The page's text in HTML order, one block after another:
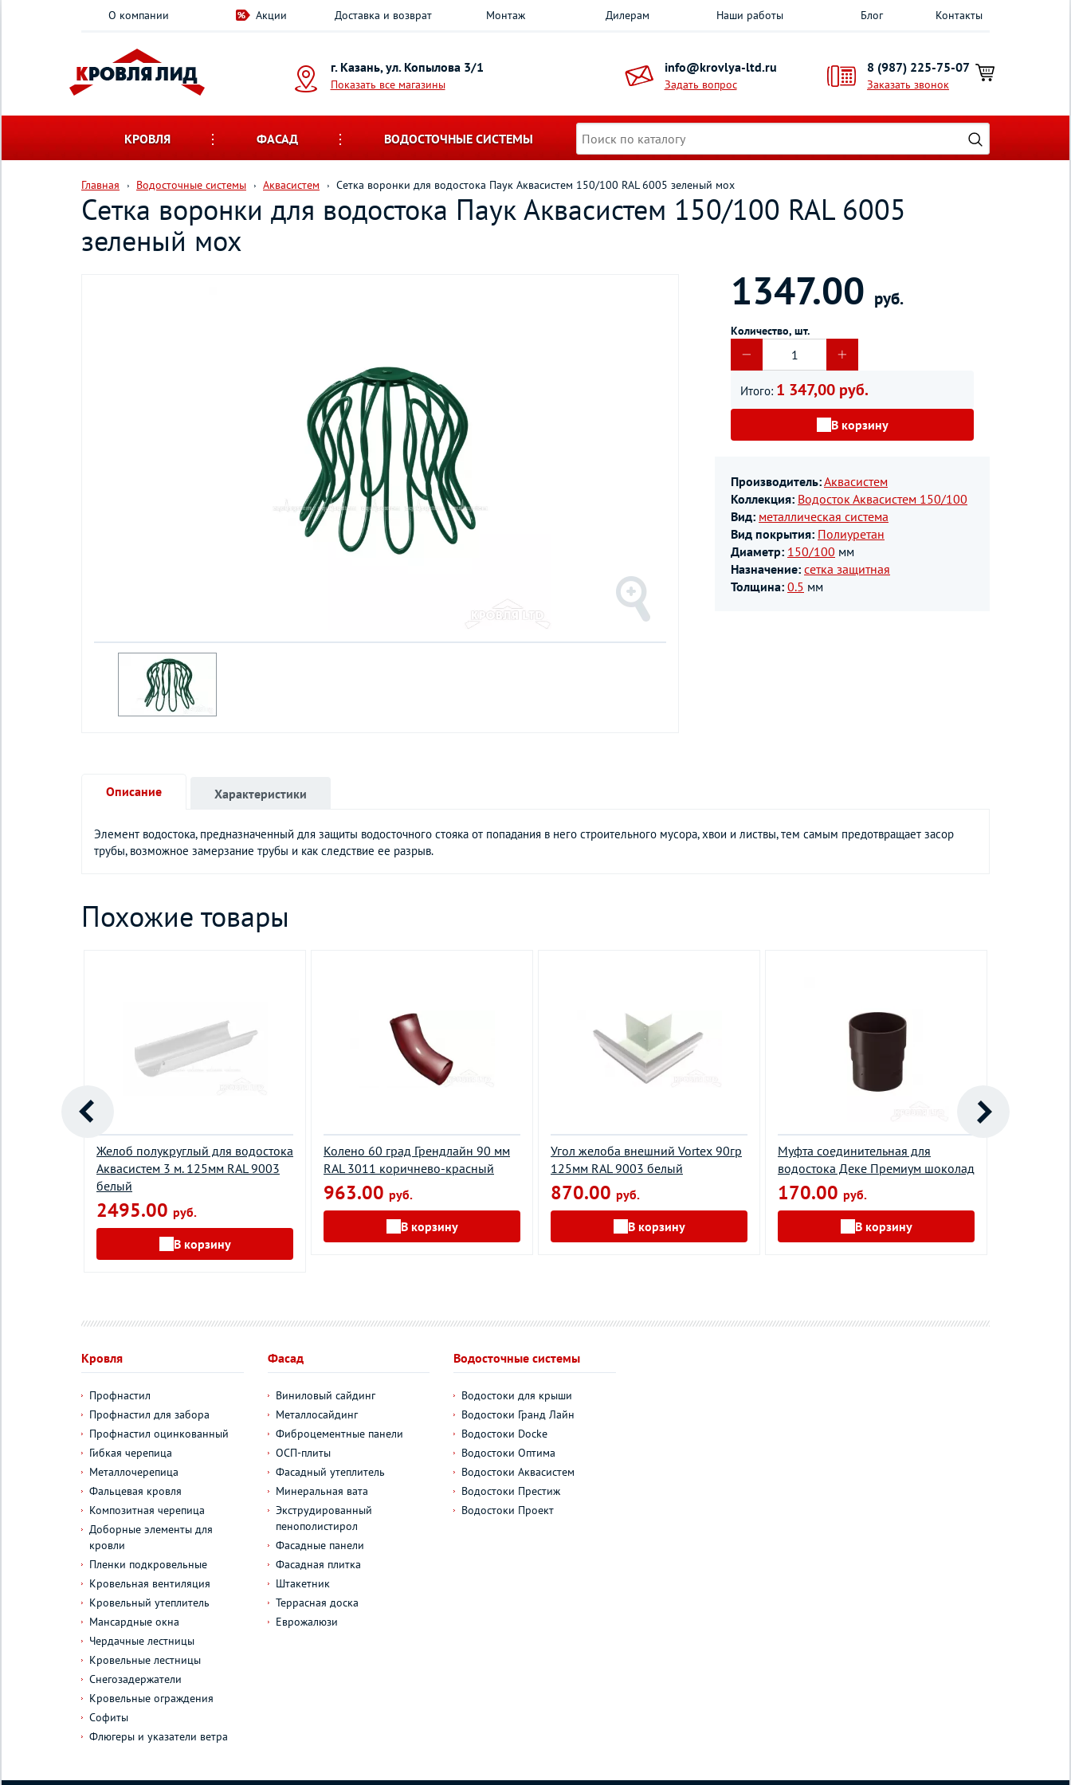
О компании Акции Доставка и возврат Монтаж Дилерам Наши работы Блог Контакты
г. Казань, ул. Копылова 3/1
Показать все магазины
info@krovlya-ltd.ru
Задать вопрос
8 (987) 225-75-07
Заказать звонок
КРОВЛЯ ФАСАД ВОДОСТОЧНЫЕ СИСТЕМЫ
Главная Водосточные системы Аквасистем Сетка воронки для водостока Паук Аквасистем 150/100 RAL 6005 зеленый мох
Сетка воронки для водостока Паук Аквасистем 150/100 RAL 6005
зеленый мох
1347.00 руб.
Количество, шт.
Итого: 1 347,00 руб.
В корзину
Производитель:Аквасистем
Коллекция: Водосток Аквасистем 150/100
Вид: металлическая система
Вид покрытия: Полиуретан
Диаметр: 150/100 мм
Назначение: сетка защитная
Толщина: 0.5 мм
Описание
Элемент водостока, предназначенный для защиты водосточного стояка от попадания в него строительного мусора, хвои и листвы, тем самым предотвращает засор
трубы, возможное замерзание трубы и как следствие ее разрыв.
Характеристики
Похожие товары
Желоб полукруглый для водостока
Аквасистем 3 м. 125мм RAL 9003
белый
2495.00 руб.
В корзину
Колено 60 град Грендлайн 90 мм
RAL 3011 коричнево-красный
963.00 руб.
В корзину
Угол желоба внешний Vortex 90гр
125мм RAL 9003 белый
870.00 руб.
В корзину
Муфта соединительная для
водостока Деке Премиум шоколад
170.00 руб.
В корзину
Кровля
Профнастил
Профнастил для забора
Профнастил оцинкованный
Гибкая черепица
Металлочерепица
Фальцевая кровля
Композитная черепица
Доборные элементы для
кровли
Пленки подкровельные
Кровельная вентиляция
Кровельный утеплитель
Мансардные окна
Чердачные лестницы
Кровельные лестницы
Снегозадержатели
Кровельные ограждения
Софиты
Флюгеры и указатели ветра
Фасад
Виниловый сайдинг
Металлосайдинг
Фиброцементные панели
ОСП-плиты
Фасадный утеплитель
Минеральная вата
Экструдированный
пенополистирол
Фасадные панели
Фасадная плитка
Штакетник
Террасная доска
Еврожалюзи
Водосточные системы
Водостоки для крыши
Водостоки Гранд Лайн
Водостоки Docke
Водостоки Оптима
Водостоки Аквасистем
Водостоки Престиж
Водостоки Проект